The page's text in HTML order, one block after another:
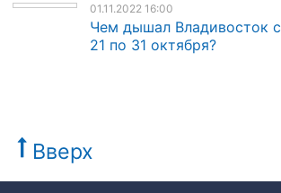
01.11.2022 16:00
Чем дышал Владивосток с
21 по 31 октября?
Вверх